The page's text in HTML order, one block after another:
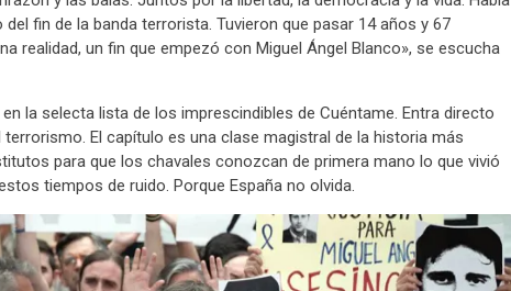
fin de la banda terrorista. Tuvieron que pasar 14 años y 67
realidad, un fin que empezó con Miguel Ángel Blanco», se escucha
la selecta lista de los imprescindibles de Cuéntame. Entra directo
El capítulo es una clase magistral de la historia más
para que los chavales conozcan de primera mano lo que vivió
tiempos de ruido. Porque España no olvida.